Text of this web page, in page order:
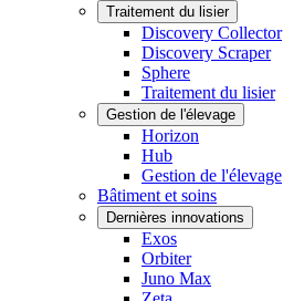
Traitement du lisier
Discovery Collector
Discovery Scraper
Sphere
Traitement du lisier
Gestion de l'élevage
Horizon
Hub
Gestion de l'élevage
Bâtiment et soins
Dernières innovations
Exos
Orbiter
Juno Max